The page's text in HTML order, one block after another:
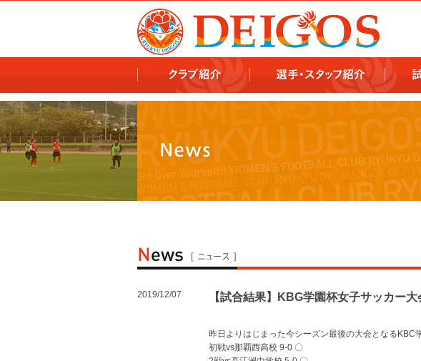
2019/12/07 【試合結果】KBG学園杯女子サッカー大
昨日よりはじまった今シーズン最後の大会となるKBC
初戦vs那覇西高校 9-0 〇